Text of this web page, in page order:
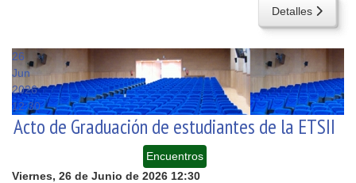
Detalles
26
Jun
2026
12:30
Acto de Graduación de estudiantes de la ETSII
Encuentros
Viernes, 26 de Junio de 2026 12:30